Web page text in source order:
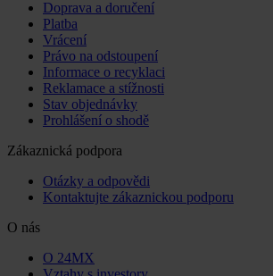
Doprava a doručení
Platba
Vrácení
Právo na odstoupení
Informace o recyklaci
Reklamace a stížnosti
Stav objednávky
Prohlášení o shodě
Zákaznická podpora
Otázky a odpovědi
Kontaktujte zákaznickou podporu
O nás
O 24MX